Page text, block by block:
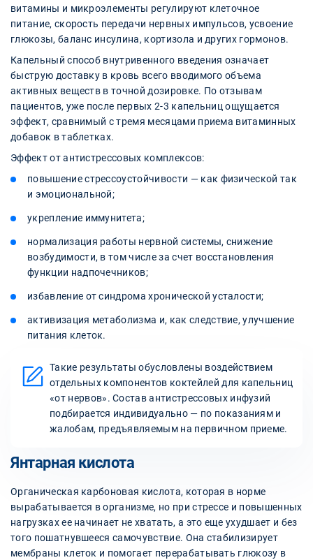
витамины и микроэлементы регулируют клеточное
питание, скорость передачи нервных импульсов, усвоение
глюкозы, баланс инсулина, кортизола и других гормонов.
Капельный способ внутривенного введения означает
быструю доставку в кровь всего вводимого объема
активных веществ в точной дозировке. По отзывам
пациентов, уже после первых 2-3 капельниц ощущается
эффект, сравнимый с тремя месяцами приема витаминных
добавок в таблетках.
Эффект от антистрессовых комплексов:
повышение стрессоустойчивости — как физической так
и эмоциональной;
укрепление иммунитета;
нормализация работы нервной системы, снижение
возбудимости, в том числе за счет восстановления
функции надпочечников;
избавление от синдрома хронической усталости;
активизация метаболизма и, как следствие, улучшение
питания клеток.
Такие результаты обусловлены воздействием
отдельных компонентов коктейлей для капельниц
«от нервов». Состав антистрессовых инфузий
подбирается индивидуально — по показаниям и
жалобам, предъявляемым на первичном приеме.
Янтарная кислота
Органическая карбоновая кислота, которая в норме
вырабатывается в организме, но при стрессе и повышенных
нагрузках ее начинает не хватать, а это еще ухудшает и без
того пошатнувшееся самочувствие. Она стабилизирует
мембраны клеток и помогает перерабатывать глюкозу в